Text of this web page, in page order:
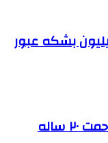
نفت نیجریه از ۱.۸ میلیون بشکه عبور
سیاست های ترامپ علیه هند زحمت ۲۰ ساله